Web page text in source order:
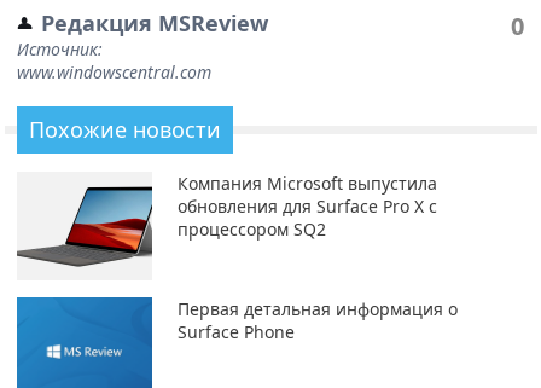
Редакция MSReview
Источник:
www.windowscentral.com
0
Похожие новости
Компания Microsoft выпустила
обновления для Surface Pro X c
процессором SQ2
Первая детальная информация о
Surface Phone